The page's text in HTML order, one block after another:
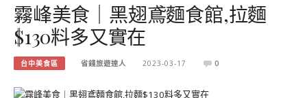
霧峰美食｜黑翅鳶麵食館,拉麵
$130料多又實在
台中美食區 省錢旅遊達人 2023-03-17 0